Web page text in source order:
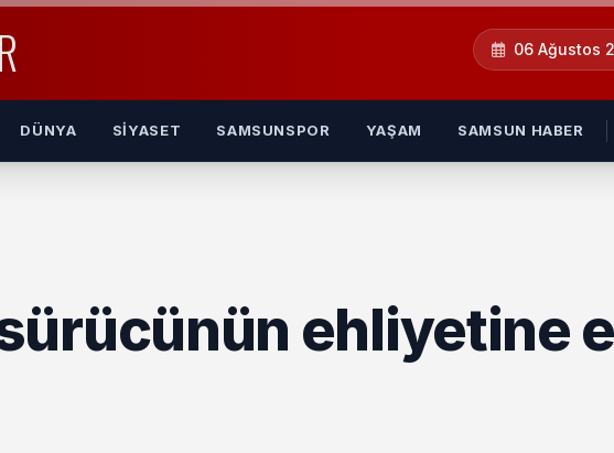
06 Ağustos
DÜNYA SIYASET SAMSUNSPOR YAŞAM SAMSUN HABER
ehliyetine